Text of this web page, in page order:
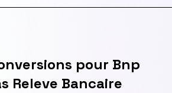
pour Bnp
Releve Bancaire